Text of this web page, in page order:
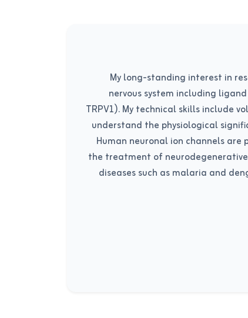
My long-standing interest in
nervous system including
TRPV1). My technical skills include
understand the physiological
Human neuronal ion channels
the treatment of
diseases such as malaria and